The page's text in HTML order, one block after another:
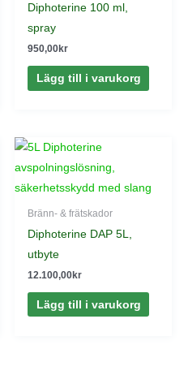
Diphoterine 100 ml,
spray
950,00kr
Lägg till i varukorg
Bränn- & frätskador
Diphoterine DAP 5L,
utbyte
12.100,00kr
Lägg till i varukorg